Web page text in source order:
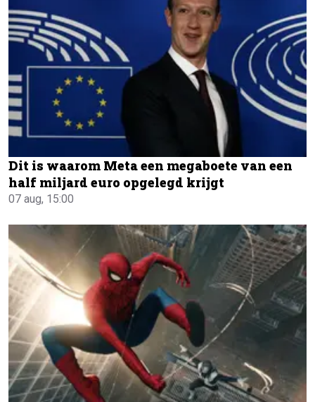
Dit is waarom Meta een megaboete van een
half miljard euro opgelegd krijgt
07 aug, 15:00